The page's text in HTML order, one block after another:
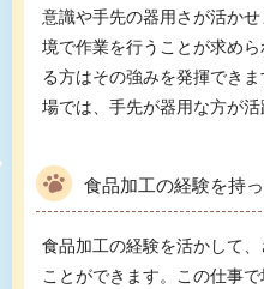
意識や手先の器用さが活か
境で作業を行うことが求め
る方はその強みを発揮でき
場では、手先が器用な方が活
食品加工の経験を持
食品加工の経験を活かして
ことができます。この仕事